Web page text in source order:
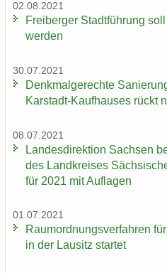
02.08.2021
Frei­ber­ger Stadt­füh­rung
wer­den
30.07.2021
Denk­mal­ge­rech­te
Karstadt-​Kaufhauses rückt
08.07.2021
Lan­des­di­rek­ti­on Sach­sen
des Land­krei­ses
für 2021 mit Auf­la­gen
01.07.2021
Raum­ord­nungs­ver­fah­ren
in der Lau­sitz star­tet